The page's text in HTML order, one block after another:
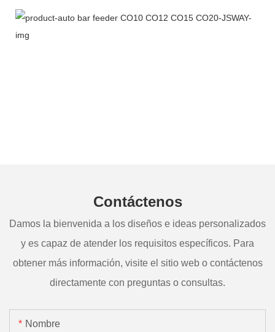
Contáctenos
Damos la bienvenida a los diseños e ideas personalizados
y es capaz de atender los requisitos específicos. Para
obtener más información, visite el sitio web o contáctenos
directamente con preguntas o consultas.
Nombre